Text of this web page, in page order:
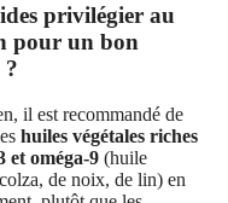
privilégier au
pour un bon
?
il est recommandé de
huiles végétales riches
et oméga‑9 (huile
de noix, de lin) en